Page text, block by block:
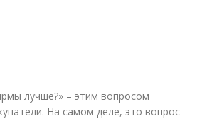
лучше?» – этим вопросом
На самом деле, это вопрос